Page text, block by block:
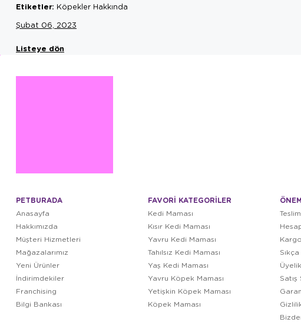
Etiketler: Köpekler Hakkında
Şubat 06, 2023
Listeye dön
PETBURADA
Anasayfa
Hakkımızda
Müşteri Hizmetleri
Mağazalarımız
Yeni Ürünler
İndirimdekiler
Franchising
Bilgi Bankası
FAVORİ KATEGORİLER
Kedi Maması
Kısır Kedi Maması
Yavru Kedi Maması
Tahılsız Kedi Maması
Yaş Kedi Maması
Yavru Köpek Maması
Yetişkin Köpek Maması
Köpek Maması